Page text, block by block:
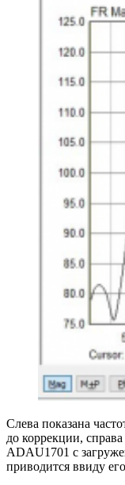
Слева показана
до коррекции,
ADAU1701 c
приводится ввиду